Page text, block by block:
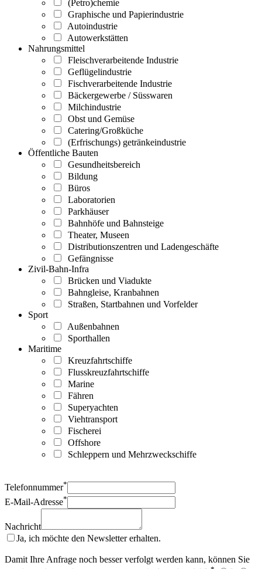
(Petro)chemie
Graphische und Papierindustrie
Autoindustrie
Autowerkstätten
Nahrungsmittel
Fleischverarbeitende Industrie
Geflügelindustrie
Fischverarbeitende Industrie
Bäckergewerbe / Süsswaren
Milchindustrie
Obst und Gemüse
Catering/Großküche
(Erfrischungs) getränkeindustrie
Öffentliche Bauten
Gesundheitsbereich
Bildung
Büros
Laboratorien
Parkhäuser
Bahnhöfe und Bahnsteige
Theater, Museen
Distributionszentren und Ladengeschäfte
Gefängnisse
Zivil-Bahn-Infra
Brücken und Viadukte
Bahngleise, Kranbahnen
Straßen, Startbahnen und Vorfelder
Sport
Außenbahnen
Sporthallen
Maritime
Kreuzfahrtschiffe
Flusskreuzfahrtschiffe
Marine
Fähren
Superyachten
Viehtransport
Fischerei
Offshore
Schleppern und Mehrzweckschiffe
Telefonnummer*
E-Mail-Adresse*
Nachricht
Ja, ich möchte den Newsletter erhalten.
Damit Ihre Anfrage noch besser verfolgt werden kann, können Sie